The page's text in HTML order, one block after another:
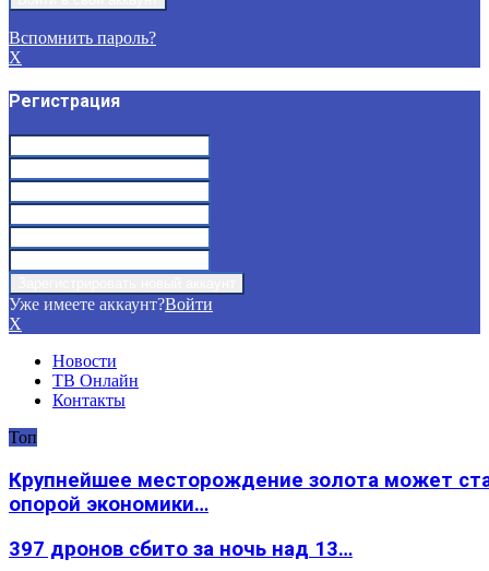
Вспомнить пароль?
X
Регистрация
Уже имеете аккаунт?Войти
X
Новости
ТВ Онлайн
Контакты
Топ
Крупнейшее месторождение золота может
опорой экономики…
397 дронов сбито за ночь над 13…